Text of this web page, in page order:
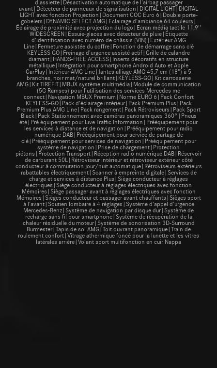
avant|Détecteur de panneaux de signalisation|DIGITAL LIGHT|DIGITAL
LIGHT avec fonction Projection|Document COC Euro 6|Double porte-
gobelets|DYNAMIC SELECT AMG|Eclairage d’ambiance 64 couleurs|
Éclairage de proximité avec projection du logo|Ecran média tactile 11,9''
WIDESCREEN|Essuie-glaces avec détecteur de pluie|Étiquette
d'identification avec numéro de châssis (VIN)|Extérieur AMG
Line|Fermeture assistée du coffre|Fonction de démarrage sans clé
KEYLESS GO|Freinage d’urgence assisté actif|Grille de calandre
diamant|HANDS-FREE ACCESS|Inserts décoratifs en structure
métallique|Intégration pour smartphone Android Auto et Apple
CarPlay|Intérieur AMG Line|Jantes alliage AMG 45,7 cm (18") à 5
branches, noir mat/naturel brillant|KEYLESS-GO|Kit carrosserie
AMG|Kit TIREFIT|MBUX système multimédia|Module de communication
(5G Ramses) pour l’utilisation des services Mercedes me
connect|Navigation MBUX Premium|Norme EURO 6|Pack Confort
KEYLESS-GO|Pack d'éclairage intérieur|Pack Premium Plus|Pack
Premium Plus AMG Line|Pack rangement|Pack Rétroviseurs|Pack Sport
Black|Pack Stationnement avec caméras panoramiques 360°|Pneus
été|Pré équipement pour Live Traffic Information|Prééquipement pour
les services à distance et de navigation|Prééquipement pour radio
numérique DAB|Prééquipement pour service de partage de
clé|Prééquipement pour services de navigation|Prééquipement pour
système de navigation|Prise de chargement|Protection
piétons|Protection Transport|Réception radio numérique DAB|Réservoir
de carburant 50L|Rétroviseur intérieur et rétroviseur extérieur côté
conducteur à commutation jour/nuit automatique|Rétroviseurs extérieurs
rabattables électriquement|Scanner à empreinte digitale|Services de
charge et services à distance Plus|Siège conducteur à réglages
électriques|Siège conducteur à réglages électriques avec fonction
Mémoires|Siège passager avant à réglages électriques avec fonction
Mémoires|Sièges conducteur et passager avant chauffants|Sièges sport
à l'avant|Soutien lombaire à 4 réglages|Système d'appel d'urgence
Mercedes-Benz|Système de navigation par disque dur|Système de
recharge sans fil pour smartphone|Système de récupération de la
chaleur résiduelle du moteur|Système de sonorisation 3D-Surround
Burmester|Tapis de sol AMG|Toit ouvrant panoramique|Train de
roulement confort|Vitrage athermique foncé pour la lunette et les vitres
latérales arrière|Volant sport multifonction en cuir Nappa